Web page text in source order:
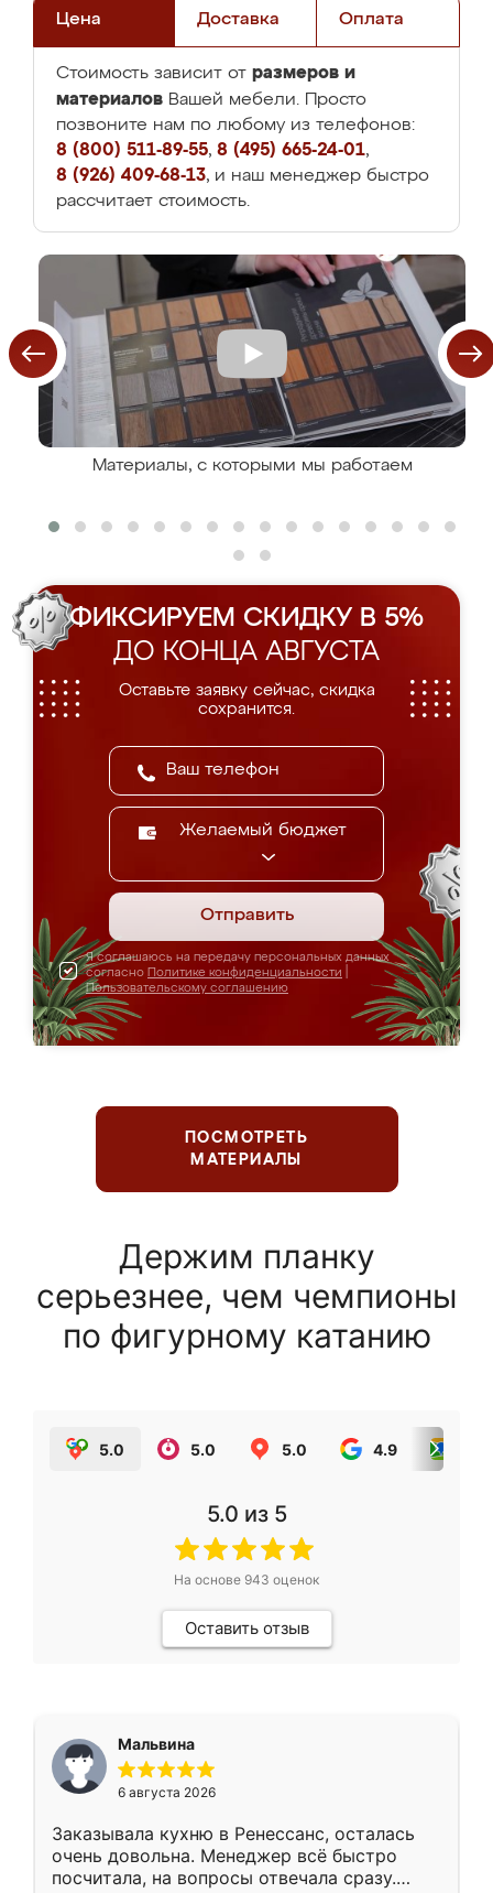
Цена Доставка Оплата
Стоимость зависит от размеров и
материалов Вашей мебели. Просто
позвоните нам по любому из телефонов:
8 (800) 511-89-55, 8 (495) 665-24-01,
8 (926) 409-68-13, и наш менеджер быстро
рассчитает стоимость.
Материалы, с которыми мы работаем
ФИКСИРУЕМ СКИДКУ В 5%
ДО КОНЦА АВГУСТА
Оставьте заявку сейчас, скидка
сохранится.
Желаемый бюджет
Отправить
Я соглашаюсь на передачу персональных данных
согласно Политике конфиденциальности
Пользовательскому соглашению
ПОСМОТРЕТЬ
МАТЕРИАЛЫ
Держим планку
серьезнее, чем чемпионы
по фигурному катанию
5.0 5.0 5.0 4.9
5.0 из 5
На основе 943 оценок
Оставить отзыв
Мальвина
6 августа 2026
Заказывала кухню в Ренессанс, осталась
очень довольна. Менеджер всё быстро
посчитала, на вопросы отвечала сразу.